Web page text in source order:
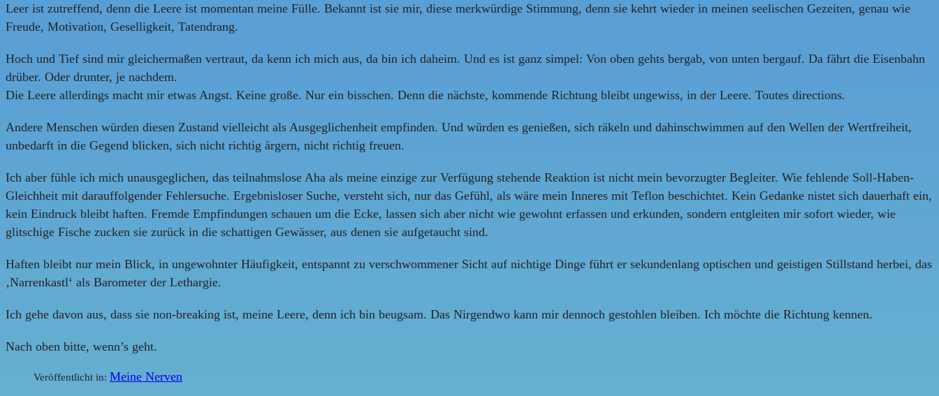
Leer ist zutreffend, denn die Leere ist momentan meine Fülle. Bekannt ist sie mir, diese merkwürdige Stimmung, denn sie kehrt wieder in meinen seelischen Gezeiten, genau wie
Freude, Motivation, Geselligkeit, Tatendrang.
Hoch und Tief sind mir gleichermaßen vertraut, da kenn ich mich aus, da bin ich daheim. Und es ist ganz simpel: Von oben gehts bergab, von unten bergauf. Da fährt die Eisenbahn
drüber. Oder drunter, je nachdem.
Die Leere allerdings macht mir etwas Angst. Keine große. Nur ein bisschen. Denn die nächste, kommende Richtung bleibt ungewiss, in der Leere. Toutes directions.
Andere Menschen würden diesen Zustand vielleicht als Ausgeglichenheit empfinden. Und würden es genießen, sich räkeln und dahinschwimmen auf den Wellen der Wertfreiheit,
unbedarft in die Gegend blicken, sich nicht richtig ärgern, nicht richtig freuen.
Ich aber fühle ich mich unausgeglichen, das teilnahmslose Aha als meine einzige zur Verfügung stehende Reaktion ist nicht mein bevorzugter Begleiter. Wie fehlende Soll-Haben-
Gleichheit mit darauffolgender Fehlersuche. Ergebnisloser Suche, versteht sich, nur das Gefühl, als wäre mein Inneres mit Teflon beschichtet. Kein Gedanke nistet sich dauerhaft ein,
kein Eindruck bleibt haften. Fremde Empfindungen schauen um die Ecke, lassen sich aber nicht wie gewohnt erfassen und erkunden, sondern entgleiten mir sofort wieder, wie
glitschige Fische zucken sie zurück in die schattigen Gewässer, aus denen sie aufgetaucht sind.
Haften bleibt nur mein Blick, in ungewohnter Häufigkeit, entspannt zu verschwommener Sicht auf nichtige Dinge führt er sekundenlang optischen und geistigen Stillstand herbei, das
‚Narrenkastl‘ als Barometer der Lethargie.
Ich gehe davon aus, dass sie non-breaking ist, meine Leere, denn ich bin beugsam. Das Nirgendwo kann mir dennoch gestohlen bleiben. Ich möchte die Richtung kennen.
Nach oben bitte, wenn’s geht.
Veröffentlicht in: Meine Nerven